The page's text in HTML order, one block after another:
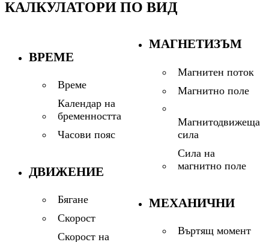
КАЛКУЛАТОРИ ПО ВИД
ВРЕМЕ
Време
Календар на
бременността
Часови пояс
ДВИЖЕНИЕ
Бягане
Скорост
Скорост на
МАГНЕТИЗЪМ
Магнитен поток
Магнитно поле
Магнитодвижеща
сила
Сила на
магнитно поле
МЕХАНИЧНИ
Въртящ момент